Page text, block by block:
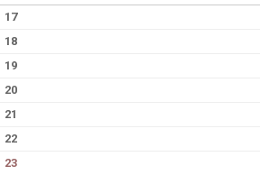
17
18
19
20
21
22
23